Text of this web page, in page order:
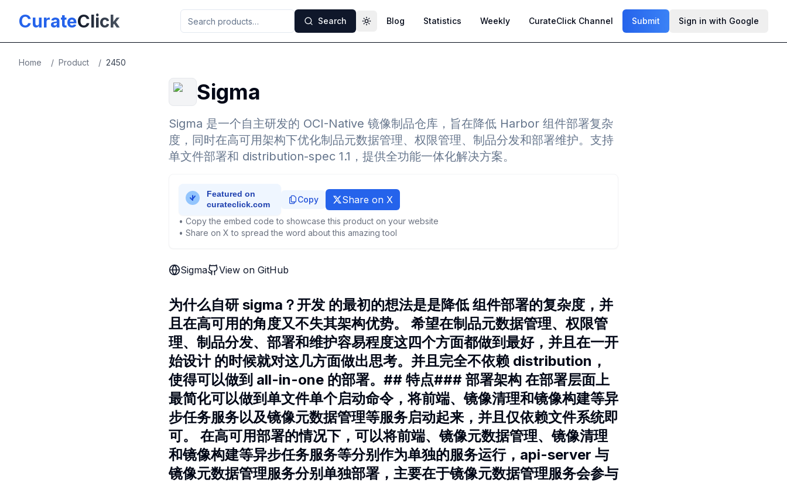
CurateClick Search Toggle theme
Blog Statistics Weekly CurateClick Channel Submit Sign in with Google
Home / Product / 2450
Sigma
Sigma 是一个自主研发的 OCI-Native 镜像制品仓库，旨在降低 Harbor 组件部署复杂
度，同时在高可用架构下优化制品元数据管理、权限管理、制品分发和部署维护。支持
单文件部署和 distribution-spec 1.1，提供全功能一体化解决方案。
Copy Share on X
• Copy the embed code to showcase this product on your website
• Share on X to spread the word about this amazing tool
Sigma View on GitHub
为什么自研 sigma？开发 的最初的想法是是降低 组件部署的复杂度，并
且在高可用的角度又不失其架构优势。 希望在制品元数据管理、权限管
理、制品分发、部署和维护容易程度这四个方面都做到最好，并且在一开
始设计 的时候就对这几方面做出思考。并且完全不依赖 distribution，
使得可以做到 all-in-one 的部署。## 特点### 部署架构 在部署层面上
最简化可以做到单文件单个启动命令，将前端、镜像清理和镜像构建等异
步任务服务以及镜像元数据管理等服务启动起来，并且仅依赖文件系统即
可。 在高可用部署的情况下，可以将前端、镜像元数据管理、镜像清理
和镜像构建等异步任务服务等分别作为单独的服务运行，api-server 与
镜像元数据管理服务分别单独部署，主要在于镜像元数据管理服务会参与